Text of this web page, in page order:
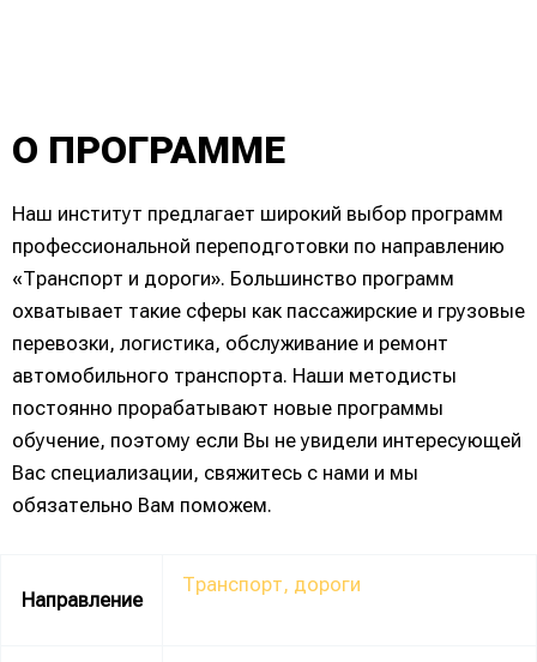
О ПРОГРАММЕ
Наш институт предлагает широкий выбор программ
профессиональной переподготовки по направлению
«Транспорт и дороги». Большинство программ
охватывает такие сферы как пассажирские и грузовые
перевозки, логистика, обслуживание и ремонт
автомобильного транспорта. Наши методисты
постоянно прорабатывают новые программы
обучение, поэтому если Вы не увидели интересующей
Вас специализации, свяжитесь с нами и мы
обязательно Вам поможем.
Направление
Транспорт, дороги